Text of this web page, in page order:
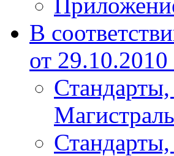
В
от